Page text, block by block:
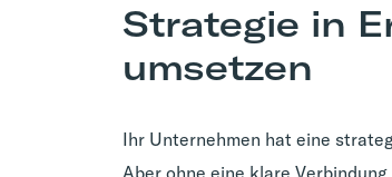
Strategie in
umsetzen
Ihr Unternehmen hat eine
Aber ohne eine klare